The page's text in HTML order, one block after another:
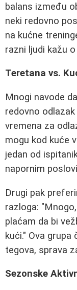
balans između
neki redovno
na kućne
razni ljudi kažu
Teretana vs.
Mnogi navode
redovno
vremena za
mogu kod kuće
jedan od
napornim
Drugi pak
razloga:
plaćam da bi
kući." Ova
tegova, sprava
Sezonske